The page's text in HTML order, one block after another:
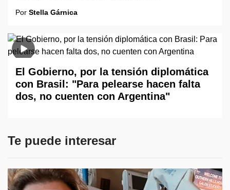
Por Stella Gárnica
El Gobierno, por la tensión diplomática
con Brasil: "Para pelearse hacen falta
dos, no cuenten con Argentina"
Te puede interesar